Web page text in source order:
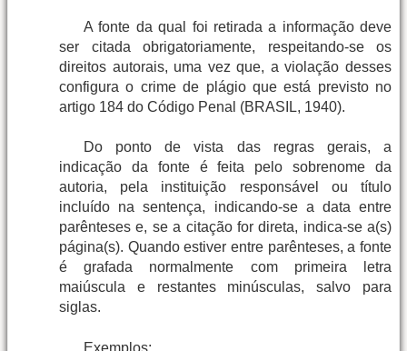
A fonte da qual foi retirada a informação deve
ser citada obrigatoriamente, respeitando-se os
direitos autorais, uma vez que, a violação desses
configura o crime de plágio que está previsto no
artigo 184 do Código Penal (BRASIL, 1940).
Do ponto de vista das regras gerais, a
indicação da fonte é feita pelo sobrenome da
autoria, pela instituição responsável ou título
incluído na sentença, indicando-se a data entre
parênteses e, se a citação for direta, indica-se a(s)
página(s). Quando estiver entre parênteses, a fonte
é grafada normalmente com primeira letra
maiúscula e restantes minúsculas, salvo para
siglas.
Exemplos: